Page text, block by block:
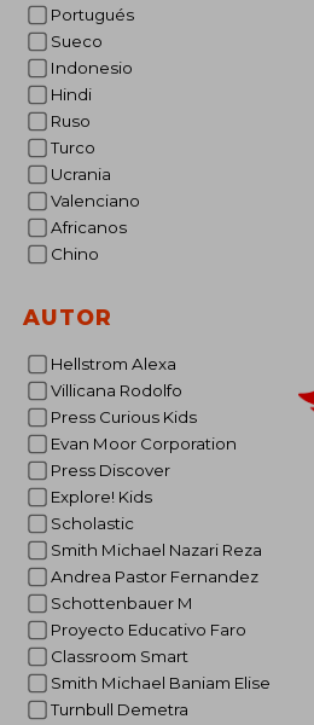
Portugués
Sueco
Indonesio
Hindi
Ruso
Turco
Ucrania
Valenciano
Africanos
Chino
AUTOR
Hellstrom Alexa
Villicana Rodolfo
Press Curious Kids
Evan Moor Corporation
Press Discover
Explore! Kids
Scholastic
Smith Michael Nazari Reza
Andrea Pastor Fernandez
Schottenbauer M
Proyecto Educativo Faro
Classroom Smart
Smith Michael Baniam Elise
Turnbull Demetra